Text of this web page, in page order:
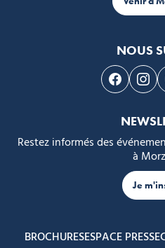
NOUS
Suivez-
Restez informés des
à
Je
BROCHURESESPACE PRESSE